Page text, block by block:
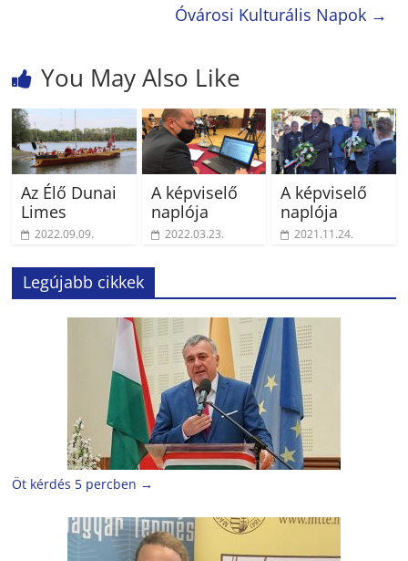
Óvárosi Kulturális Napok →
You May Also Like
Az Élő Dunai
Limes
2022.09.09.
A képviselő
naplója
2022.03.23.
A képviselő
naplója
2021.11.24.
Legújabb cikkek
Öt kérdés 5 percben →